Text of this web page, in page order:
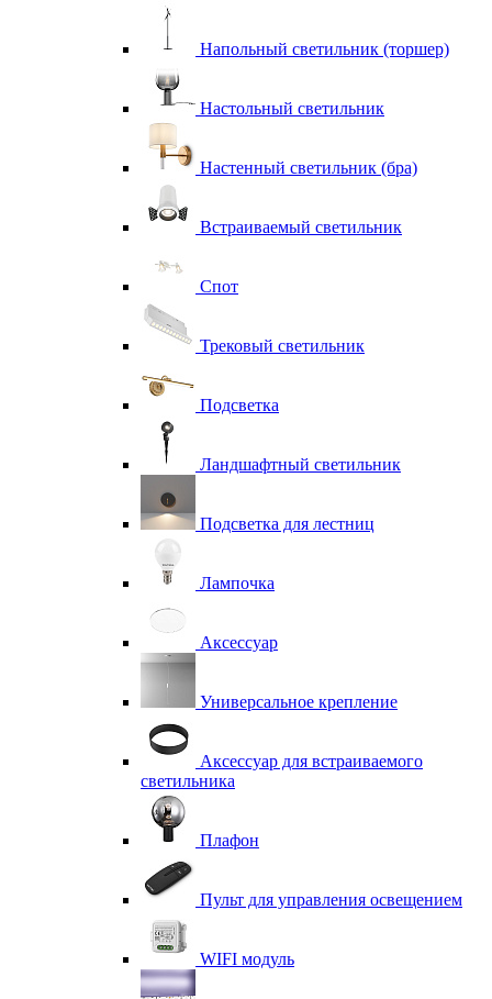
Напольный светильник (торшер)
Настольный светильник
Настенный светильник (бра)
Встраиваемый светильник
Спот
Трековый светильник
Подсветка
Ландшафтный светильник
Подсветка для лестниц
Лампочка
Аксессуар
Универсальное крепление
Аксессуар для встраиваемого
светильника
Плафон
Пульт для управления освещением
WIFI модуль